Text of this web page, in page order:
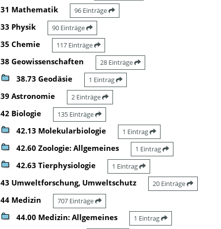
31 Mathematik 96 Einträge
33 Physik 90 Einträge
35 Chemie 117 Einträge
38 Geowissenschaften 28 Einträge
38.73 Geodäsie 1 Eintrag
39 Astronomie 2 Einträge
42 Biologie 135 Einträge
42.13 Molekularbiologie 1 Eintrag
42.60 Zoologie: Allgemeines 1 Eintrag
42.63 Tierphysiologie 1 Eintrag
43 Umweltforschung, Umweltschutz 20 Einträge
44 Medizin 707 Einträge
44.00 Medizin: Allgemeines 1 Eintrag